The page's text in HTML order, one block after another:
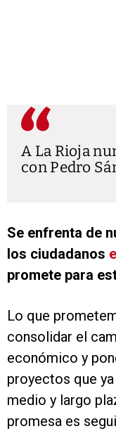
A La Rioja
con Pedro
Se enfrenta de
los ciudadanos
promete para
Lo que
consolidar el
económico y
proyectos que
medio y largo
promesa es